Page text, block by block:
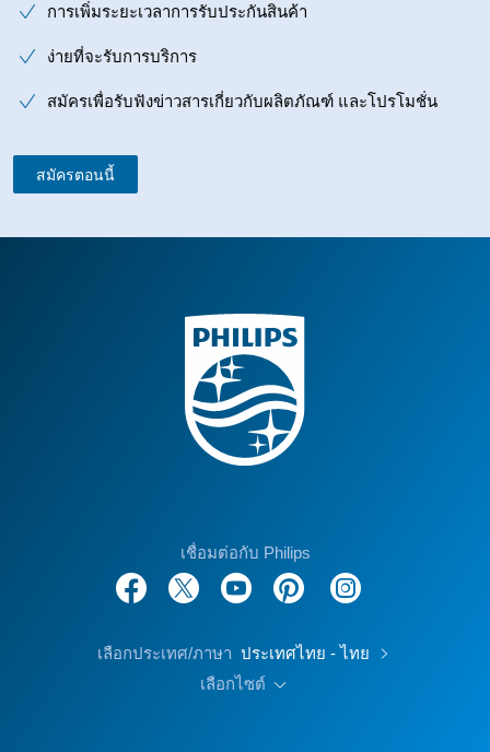
การเพิ่มระยะเวลาการรับประกันสินค้า
ง่ายที่จะรับการบริการ
สมัครเพื่อรับฟังข่าวสารเกี่ยวกับผลิตภัณฑ์ และโปรโมชั่น
สมัครตอนนี้
เชื่อมต่อกับ Philips
เลือกประเทศ/ภาษา ประเทศไทย - ไทย
เลือกไซต์